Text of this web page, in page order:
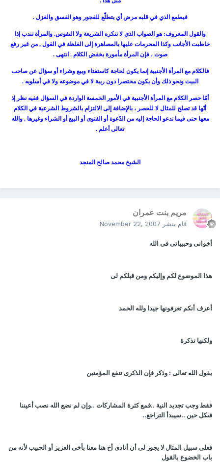
فيطمع الذي في قلبه مرض أي يتطلّع للفجور وهو الفسق والغزل .
والقول المعروف: هو الصواب الذي لا تنكره الشريعة ولا النفوس. والمرأة تندب إذا
خاطبت الأجانب وكذا المحرمات عليها بالمصاهرة إلى الغلظة في القول , من غير رفع
صوت ، فإن المرأة مأمورة بخفض الكلام . انتهى .
فالكلام مع المرأة الأجنبية إنما يكون لحاجة كاستفتاء وبيع وشراء أو سؤال عن صاحب
البيت ونحو ذلك وأن يكون مختصرا دون ريبة لا في موضوعه ولا في أسلوبه .
أمّا حصر الكلام مع المرأة الأجنبية في الأمور الخمسة الواردة في السؤال ففيه نظر إذ
أنّها قد تصلح للمثال لا للحصر ، بالإضافة إلى الالتزام بالشروط الشرعية في الكلام
معها حتى فيما تدعو الحاجة إليه من الدّعوة أو الفتوى أو البيع أو الشراء وغيرها . والله
تعالى أعلم .
الشيخ محمد صالح المنجد
مريم بنت عمران
قام بنشر November 22, 2007
أخوانى وحبيباتى فى الله
هذا الموضوع لكم وإليكم ومن قبلكم لى
أعرف أنكم تعرفونها جيدا ولله الحمد
ولكنها تذكرة
يقول الله تعالى : وذكر فإن الذكرى تنفع المؤمنين
فقط وجب تجديد النية ..فمع كثرة المشاركات ..وإن لم نضع الله نصب أعيننا
فىكل حين ..سيبدأ التراجع..
فعلى سبيل المثال لا يجوز لى أن أنادى أخ هنا معنا بأخى العزيز أو الحبيب لأنه من
باب الخضوع بالقول